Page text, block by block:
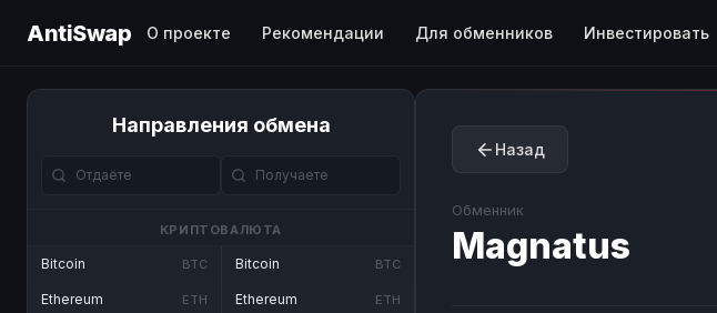
AntiSwap О проекте Рекомендации Для обменников Инвестировать
Направления обмена
КРИПТОВАЛЮТА
Bitcoin BTC
Ethereum ETH
Bitcoin BTC
Ethereum ETH
Назад
Обменник
Magnatus